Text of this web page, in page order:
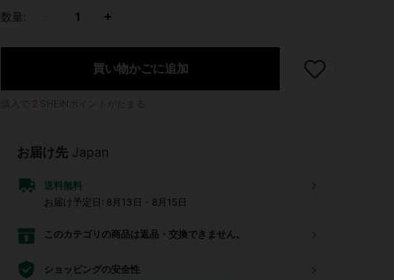
数量:
買い物かごに追加
2
お届け先 Japan
送料無料
お届け予定日: 8月13日 - 8月15日
このカテゴリの商品は返品・交換できません。
ショッピングの安全性